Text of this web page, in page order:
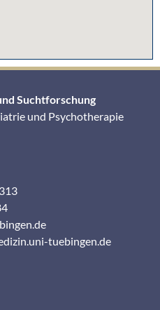
Suchtforschung
und Psychotherapie
tuebingen.de